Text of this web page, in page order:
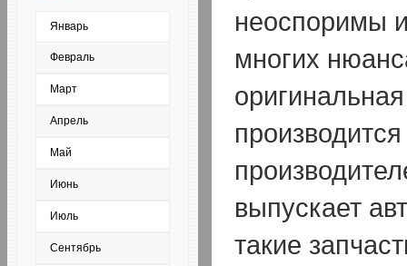
неоспоримы
многих
выпускает
такие
Январь
Февраль
Март
Апрель
Май
Июнь
Июль
Сентябрь